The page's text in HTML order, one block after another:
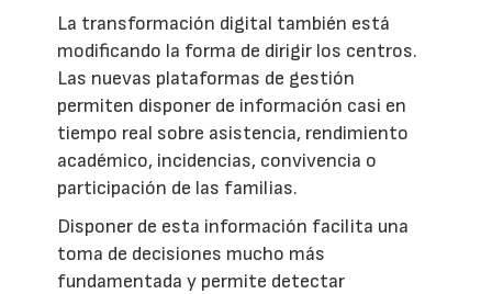
La transformación digital también está
modificando la forma de dirigir los centros.
Las nuevas plataformas de gestión
permiten disponer de información casi en
tiempo real sobre asistencia, rendimiento
académico, incidencias, convivencia o
participación de las familias.
Disponer de esta información facilita una
toma de decisiones mucho más
fundamentada y permite detectar